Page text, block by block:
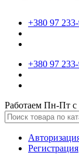
+380 97
+380 97
Работаем Пн-Пт
Регистрация